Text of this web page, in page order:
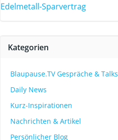
Edelmetall-Sparvertrag
Kategorien
Blaupause.TV Gespräche & Talks
Daily News
Kurz-Inspirationen
Nachrichten & Artikel
Persönlicher Blog